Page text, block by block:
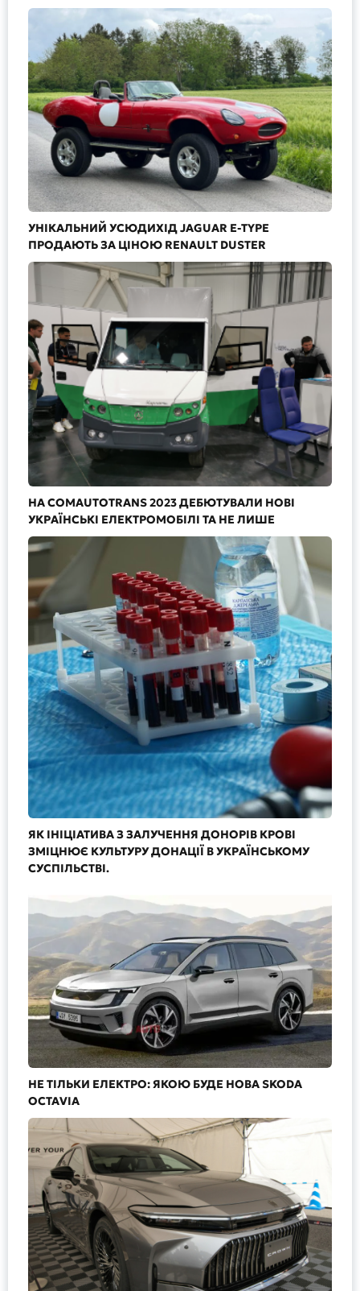
УНІКАЛЬНИЙ УСЮДИХІД JAGUAR E-TYPE
ПРОДАЮТЬ ЗА ЦІНОЮ RENAULT DUSTER
НА COMAUTOTRANS 2023 ДЕБЮТУВАЛИ НОВІ
УКРАЇНСЬКІ ЕЛЕКТРОМОБІЛІ ТА НЕ ЛИШЕ
ЯК ІНІЦІАТИВА З ЗАЛУЧЕННЯ ДОНОРІВ КРОВІ
ЗМІЦНЮЄ КУЛЬТУРУ ДОНАЦІЇ В УКРАЇНСЬКОМУ
СУСПІЛЬСТВІ.
НЕ ТІЛЬКИ ЕЛЕКТРО: ЯКОЮ БУДЕ НОВА SKODA
OCTAVIA